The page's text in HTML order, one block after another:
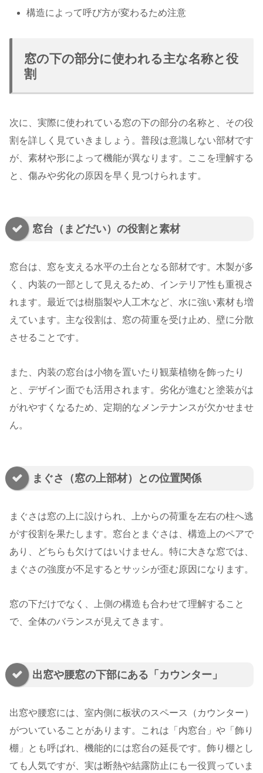
構造によって呼び方が変わるため注意
窓の下の部分に使われる主な名称と役
割
次に、実際に使われている窓の下の部分の名称と、その役
割を詳しく見ていきましょう。普段は意識しない部材です
が、素材や形によって機能が異なります。ここを理解する
と、傷みや劣化の原因を早く見つけられます。
窓台（まどだい）の役割と素材
窓台は、窓を支える水平の土台となる部材です。木製が多
く、内装の一部として見えるため、インテリア性も重視さ
れます。最近では樹脂製や人工木など、水に強い素材も増
えています。主な役割は、窓の荷重を受け止め、壁に分散
させることです。
また、内装の窓台は小物を置いたり観葉植物を飾ったり
と、デザイン面でも活用されます。劣化が進むと塗装がは
がれやすくなるため、定期的なメンテナンスが欠かせませ
ん。
まぐさ（窓の上部材）との位置関係
まぐさは窓の上に設けられ、上からの荷重を左右の柱へ逃
がす役割を果たします。窓台とまぐさは、構造上のペアで
あり、どちらも欠けてはいけません。特に大きな窓では、
まぐさの強度が不足するとサッシが歪む原因になります。
窓の下だけでなく、上側の構造も合わせて理解すること
で、全体のバランスが見えてきます。
出窓や腰窓の下部にある「カウンター」
出窓や腰窓には、室内側に板状のスペース（カウンター）
がついていることがあります。これは「内窓台」や「飾り
棚」とも呼ばれ、機能的には窓台の延長です。飾り棚とし
ても人気ですが、実は断熱や結露防止にも一役買っていま